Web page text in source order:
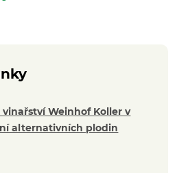
Weinhof Koller v
alternativních plodin